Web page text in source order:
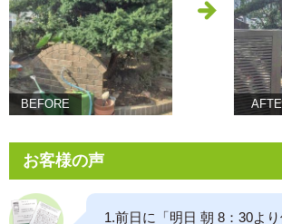
BEFORE
お客様の声
1.前日に「明日 朝 8：30よ